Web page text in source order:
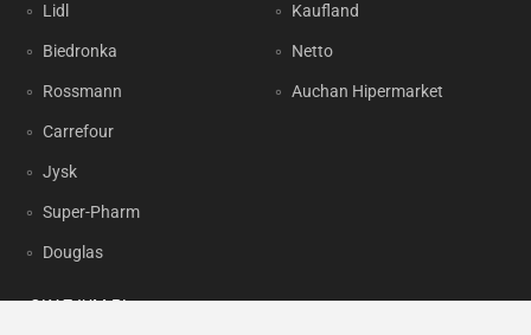
Lidl
Biedronka
Rossmann
Carrefour
Jysk
Super-Pharm
Douglas
Kaufland
Netto
Auchan Hipermarket
OKAZJUM.PL